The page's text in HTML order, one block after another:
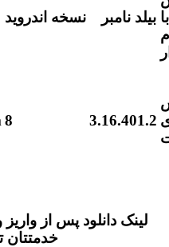
نسخه اندروید بیلد نامبر با
8 3.16.401.2
لینک دانلود پس از
خدمتتان